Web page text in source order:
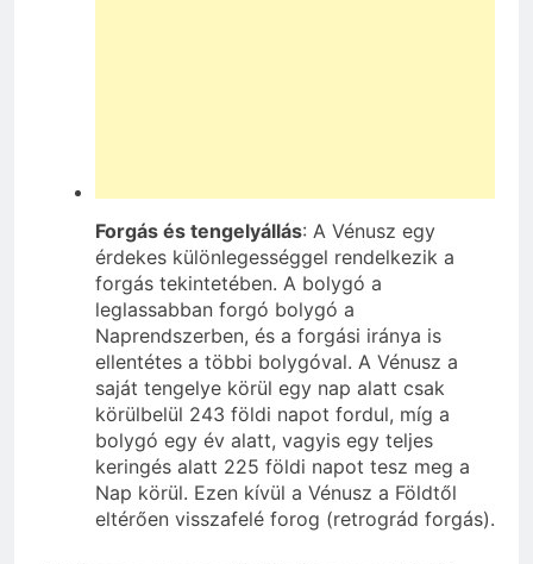
Forgás és tengelyállás: A Vénusz egy
érdekes különlegességgel rendelkezik a
forgás tekintetében. A bolygó a
leglassabban forgó bolygó a
Naprendszerben, és a forgási iránya is
ellentétes a többi bolygóval. A Vénusz a
saját tengelye körül egy nap alatt csak
körülbelül 243 földi napot fordul, míg a
bolygó egy év alatt, vagyis egy teljes
keringés alatt 225 földi napot tesz meg a
Nap körül. Ezen kívül a Vénusz a Földtől
eltérően visszafelé forog (retrográd forgás).